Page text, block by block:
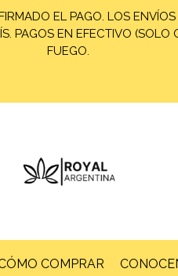
EL PAGO. LOS
PAGOS EN EFECTIVO
FUEGO.
COMPRAR